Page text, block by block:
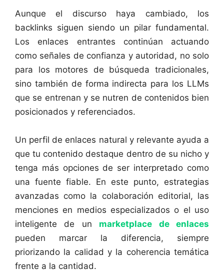
Aunque el discurso haya cambiado, los
backlinks siguen siendo un pilar fundamental.
Los enlaces entrantes continúan actuando
como señales de confianza y autoridad, no solo
para los motores de búsqueda tradicionales,
sino también de forma indirecta para los LLMs
que se entrenan y se nutren de contenidos bien
posicionados y referenciados.
Un perfil de enlaces natural y relevante ayuda a
que tu contenido destaque dentro de su nicho y
tenga más opciones de ser interpretado como
una fuente fiable. En este punto, estrategias
avanzadas como la colaboración editorial, las
menciones en medios especializados o el uso
inteligente de un marketplace de enlaces
pueden marcar la diferencia, siempre
priorizando la calidad y la coherencia temática
frente a la cantidad.